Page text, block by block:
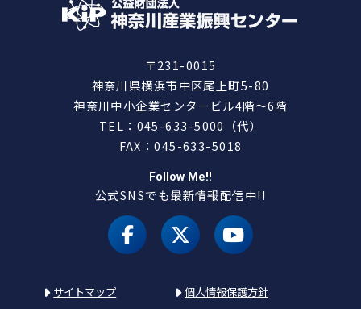
〒231-0015
神奈川県横浜市中区尾上町5-80
神奈川中小企業センタービル4階～6階
TEL：045-633-5000（代）
FAX：045-633-5018
Follow Me!!
公式SNSでも最新情報配信中!!
facebookX（旧 twitter）
youtube
サイトマップ 個人情報保護方針